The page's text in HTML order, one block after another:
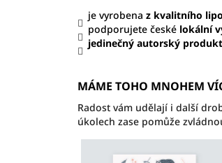
je vyrobena zkvalitního
podporujete českélokální
jedinečný autorský produkt
MÁME TOHO MNOHEM
Radost vám udělají i další
úkolech zase pomůže